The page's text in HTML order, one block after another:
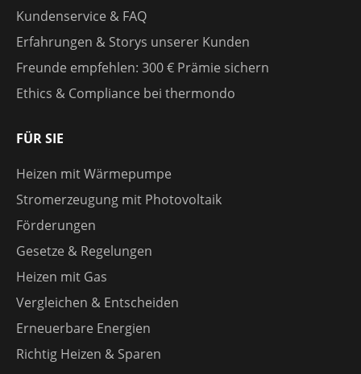
Kundenservice & FAQ
Erfahrungen & Storys unserer Kunden
Freunde empfehlen: 300 € Prämie sichern
Ethics & Compliance bei thermondo
FÜR SIE
Heizen mit Wärmepumpe
Stromerzeugung mit Photovoltaik
Förderungen
Gesetze & Regelungen
Heizen mit Gas
Vergleichen & Entscheiden
Erneuerbare Energien
Richtig Heizen & Sparen